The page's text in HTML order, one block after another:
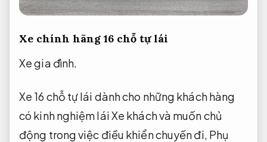
Xe chính hãng 16 chỗ tự lái
Xe gia đình.
Xe 16 chỗ tự lái dành cho những khách hàng
có kinh nghiệm lái Xe khách và muốn chủ
động trong việc điều khiển chuyến đi, Phụ